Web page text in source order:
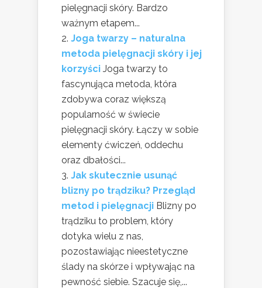
pielęgnacji skóry. Bardzo
ważnym etapem...
Joga twarzy – naturalna
metoda pielęgnacji skóry i jej
korzyści Joga twarzy to
fascynująca metoda, która
zdobywa coraz większą
popularność w świecie
pielęgnacji skóry. Łączy w sobie
elementy ćwiczeń, oddechu
oraz dbałości...
Jak skutecznie usunąć
blizny po trądziku? Przegląd
metod i pielęgnacji Blizny po
trądziku to problem, który
dotyka wielu z nas,
pozostawiając nieestetyczne
ślady na skórze i wpływając na
pewność siebie. Szacuje się,...